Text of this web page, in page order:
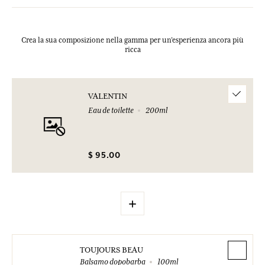
Crea la sua composizione nella gamma per un’esperienza ancora più
ricca
VALENTIN
Eau de toilette
200ml
$ 95.00
+
TOUJOURS BEAU
Balsamo dopobarba
100ml